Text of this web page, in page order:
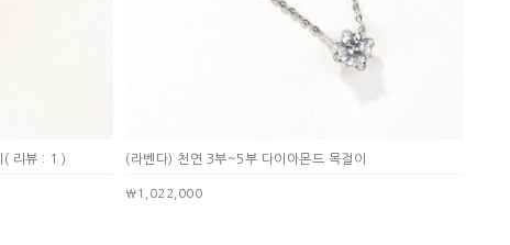
( 리뷰 : 1 ) (라벤다) 천연 3부~5부 다이아몬드 목걸이
￦1,022,000